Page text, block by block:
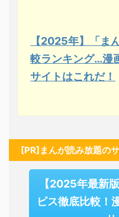
【2025年】「ま
較ランキング…漫
サイトはこれだ！
[PR]まんが読み放題の
【2025年最新
ビス徹底比較！